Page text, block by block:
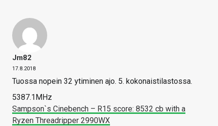
Jm82
17.8.2018
Tuossa nopein 32 ytiminen ajo. 5. kokonaistilastossa.
5387.1MHz
Sampson`s Cinebench – R15 score: 8532 cb with a
Ryzen Threadripper 2990WX